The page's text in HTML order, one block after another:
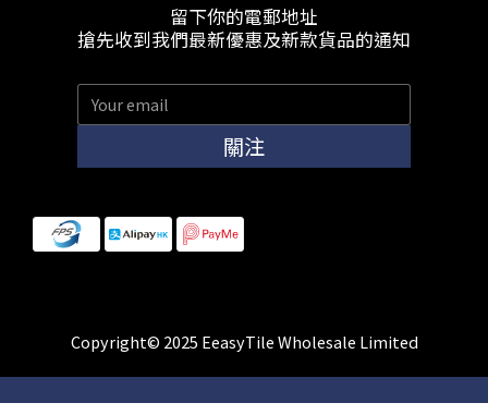
留下你的電郵地址
搶先收到我們最新優惠及新款貨品的通知
關注
Copyright© 2025 EeasyTile Wholesale Limited